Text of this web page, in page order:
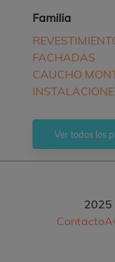
Familia
FACHADAS
CAUCHO
Ver todos los
2025
Contacto